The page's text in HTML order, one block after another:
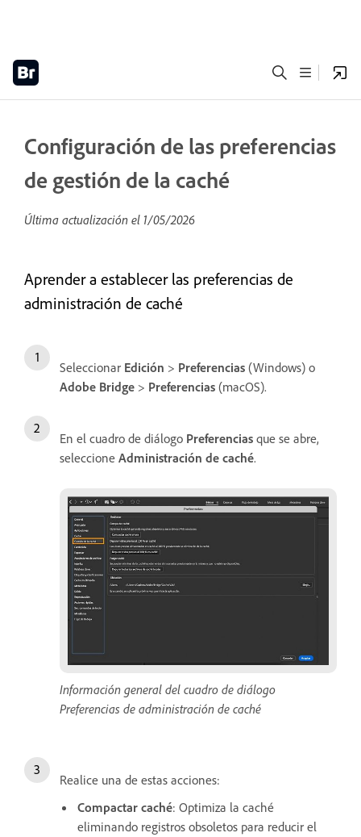
Configuración de las preferencias
de gestión de la caché
Última actualización el 1/05/2026
Aprender a establecer las preferencias de
administración de caché
Seleccionar Edición > Preferencias (Windows) o
Adobe Bridge > Preferencias (macOS).
En el cuadro de diálogo Preferencias que se abre,
seleccione Administración de caché.
Información general del cuadro de diálogo
Preferencias de administración de caché
Realice una de estas acciones:
Compactar caché: Optimiza la caché
eliminando registros obsoletos para reducir el